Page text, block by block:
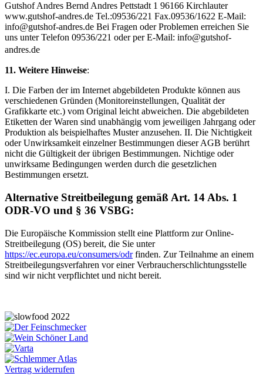
Gutshof Andres Bernd Andres Pettstadt 1 96166 Kirchlauter
www.gutshof-andres.de Tel.:09536/221 Fax.09536/1622 E-Mail:
info@gutshof-andres.de Bei Fragen oder Problemen erreichen Sie
uns unter Telefon 09536/221 oder per E-Mail: info@gutshof-
andres.de
11. Weitere Hinweise:
I. Die Farben der im Internet abgebildeten Produkte können aus
verschiedenen Gründen (Monitoreinstellungen, Qualität der
Grafikkarte etc.) vom Original leicht abweichen. Die abgebildeten
Etiketten der Waren sind unabhängig vom jeweiligen Jahrgang oder
Produktion als beispielhaftes Muster anzusehen. II. Die Nichtigkeit
oder Unwirksamkeit einzelner Bestimmungen dieser AGB berührt
nicht die Gültigkeit der übrigen Bestimmungen. Nichtige oder
unwirksame Bedingungen werden durch die gesetzlichen
Bestimmungen ersetzt.
Alternative Streitbeilegung gemäß Art. 14 Abs. 1
ODR-VO und § 36 VSBG:
Die Europäische Kommission stellt eine Plattform zur Online-
Streitbeilegung (OS) bereit, die Sie unter
https://ec.europa.eu/consumers/odrfinden. Zur Teilnahme an einem
Streitbeilegungsverfahren vor einer Verbraucherschlichtungsstelle
sind wir nicht verpflichtet und nicht bereit.
Vertrag widerrufen